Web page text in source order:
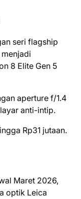
seri flagship
menjadi
8 Elite Gen 5
aperture f/1.4
anti-intip.
Rp31 jutaan.
Maret 2026,
optik Leica